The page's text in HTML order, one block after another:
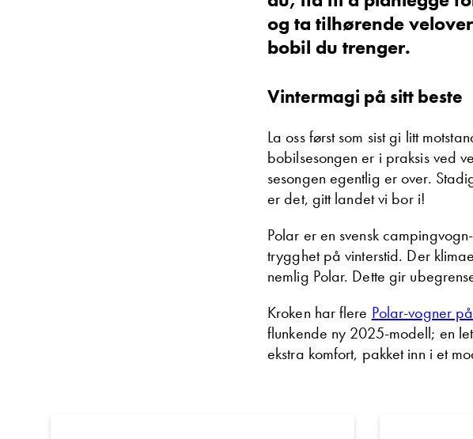
Jørgen Willumsen
Ettermarked/deler
Vis telefon
Vis epost
Lurer
og ta tilhørende
bobil du trenger.
Vintermagi på sitt beste
La oss først som sist gi litt
bobilsesongen er i praksis ved
sesongen egentlig er over.
er det, gitt landet vi bor i!
Polar er en svensk
trygghet på vinterstid. Der
nemlig Polar. Dette gir
Kroken har flere Polar-vogner
flunkende ny 2025-modell; en
ekstra komfort, pakket inn i et